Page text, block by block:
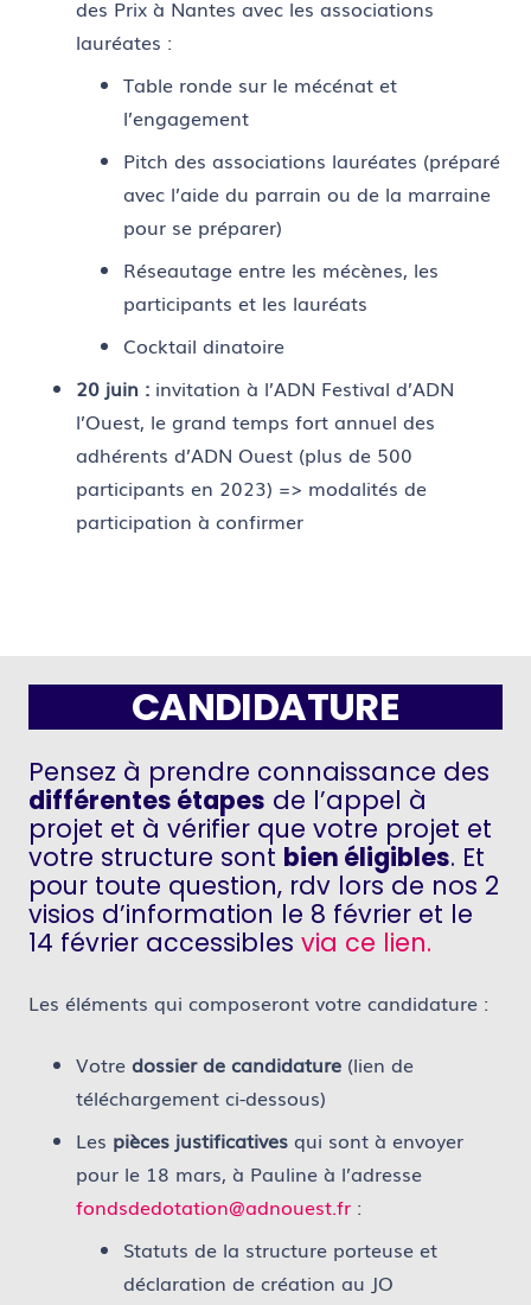
des Prix à Nantes avec les associations
lauréates :
Table ronde sur le mécénat et
l’engagement
Pitch des associations lauréates (préparé
avec l’aide du parrain ou de la marraine
pour se préparer)
Réseautage entre les mécènes, les
participants et les lauréats
Cocktail dinatoire
20 juin : invitation à l’ADN Festival d’ADN
l’Ouest, le grand temps fort annuel des
adhérents d’ADN Ouest (plus de 500
participants en 2023) => modalités de
participation à confirmer
CANDIDATURE
Pensez à prendre connaissance des
différentes étapes de l’appel à
projet et à vérifier que votre projet et
votre structure sont bien éligibles. Et
pour toute question, rdv lors de nos 2
visios d’information le 8 février et le
14 février accessibles via ce lien.
Les éléments qui composeront votre candidature :
Votre dossier de candidature (lien de
téléchargement ci-dessous)
Les pièces justificatives qui sont à envoyer
pour le 18 mars, à Pauline à l’adresse
fondsdedotation@adnouest.fr :
Statuts de la structure porteuse et
déclaration de création au JO